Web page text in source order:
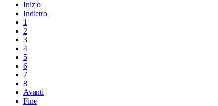
Inizio
Indietro
1
2
3
4
5
6
7
8
Avanti
Fine